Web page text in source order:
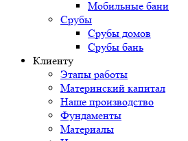
Мобильные бани
Срубы
Срубы домов
Срубы бань
Клиенту
Этапы работы
Материнский капитал
Наше производство
Фундаменты
Материалы